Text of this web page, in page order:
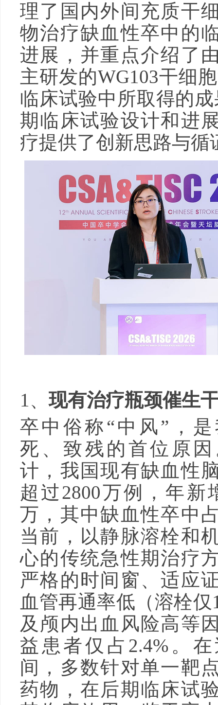
理了国内外间充质干
物治疗缺血性卒中的
进展，并重点介绍了
主研发的WG103干细
临床试验中所取得的
期临床试验设计和进
疗提供了创新思路与循
1、现有治疗瓶颈催生
卒中俗称“中风”，
死、致残的首位原
计，我国现有缺血性
超过2800万例，年新
万，其中缺血性卒中
当前，以静脉溶栓和
心的传统急性期治疗
严格的时间窗、适应
血管再通率低（溶栓
及颅内出血风险高等
益患者仅占2.4%。
间，多数针对单一靶
药物，在后期临床试